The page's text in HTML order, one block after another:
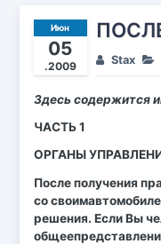
Июн
05
.2009 Stax
Здесь содержится
ЧАСТЬ 1
ОРГАНЫ
После получения
со
решения. Если Вы